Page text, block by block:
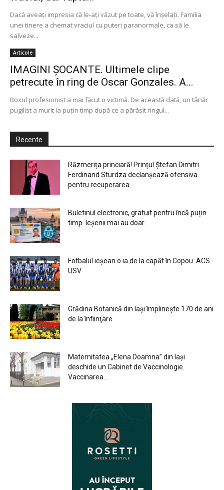
Dacă aveaţi impresia că le-aţi văzut pe toate, vă înşelaţi. Familia
unei tinere a chemat vraciul cu puteri paranormale, ca să le
salveze...
Articole
IMAGINI ȘOCANTE. Ultimele clipe
petrecute în ring de Oscar Gonzales. A...
Boxul profesionist a mai făcut o victimă. De această dată, un tânăr
pugilist a murit la puţin timp după ce a părăsit ringul...
Recente
Răzmerița princiară! Prințul Ștefan Dimitri
Ferdinand Sturdza declanșează ofensiva
pentru recuperarea...
Buletinul electronic, gratuit pentru încă puțin
timp. Ieșenii mai au doar...
Fotbalul ieșean o ia de la capăt în Copou. ACS
USV...
Grădina Botanică din Iaşi împlineşte 170 de ani
de la înfiinţare
Maternitatea „Elena Doamna” din Iași
deschide un Cabinet de Vaccinologie.
Vaccinarea...